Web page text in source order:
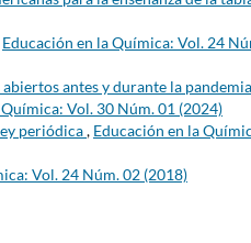
Educación en la Química: Vol. 24
antes y durante la
Vol. 30 Núm. 01 (2024)
periódica, Educación en la
Vol. 24 Núm. 02 (2018)